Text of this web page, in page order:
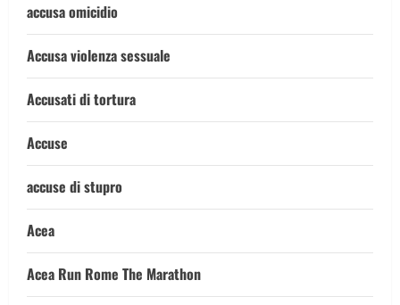
accusa omicidio
Accusa violenza sessuale
Accusati di tortura
Accuse
accuse di stupro
Acea
Acea Run Rome The Marathon